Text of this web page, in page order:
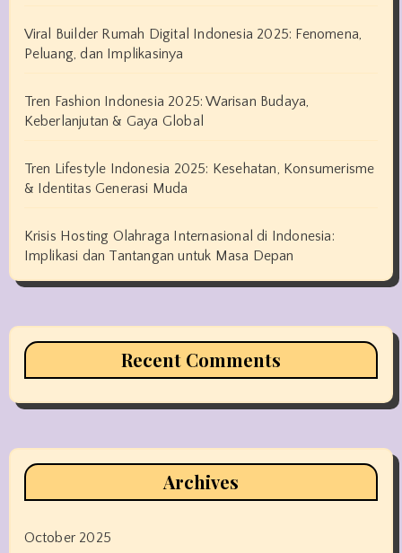
Viral Builder Rumah Digital Indonesia 2025: Fenomena,
Peluang, dan Implikasinya
Tren Fashion Indonesia 2025: Warisan Budaya,
Keberlanjutan & Gaya Global
Tren Lifestyle Indonesia 2025: Kesehatan, Konsumerisme
& Identitas Generasi Muda
Krisis Hosting Olahraga Internasional di Indonesia:
Implikasi dan Tantangan untuk Masa Depan
Recent Comments
Archives
October 2025